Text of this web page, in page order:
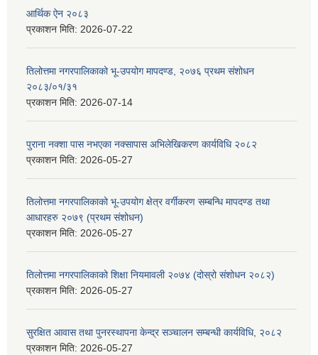
आर्थिक ऐन २०८३
प्रकाशन मिति: 2026-07-22
तिलोत्तमा नगरपालिकाको भू-उपयोग मापदण्ड, २०७६ प्रथम संशोधन
२०८३/०१/३१
प्रकाशन मिति: 2026-07-14
पुराना नक्शा पास नभएका नक्सापास अभिलेखिकरण कार्यविधि २०८२
प्रकाशन मिति: 2026-05-27
तिलोत्तमा नगरपालिकाको भू-उपयोग क्षेत्र वर्गीकरण सम्बन्धि मापदण्ड तथा
आधारहरु २०७९ (प्रथम संशोधन)
प्रकाशन मिति: 2026-05-27
तिलोत्तमा नगरपालिकाको शिक्षा नियमावली २०७४ (दोस्रो संशोधन २०८२)
प्रकाशन मिति: 2026-05-27
सुरक्षित आवास तथा पुनरस्थापना केन्द्र सञ्चालन सम्बन्धी कार्यविधि, २०८२
प्रकाशन मिति: 2026-05-27